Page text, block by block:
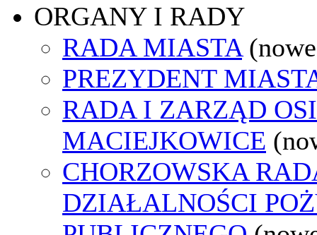
ORGANY I RADY
RADA MIASTA
PREZYDENT
RADA I ZARZĄD
MACIEJKOWICE
CHORZOWSKA
DZIAŁALNOŚCI